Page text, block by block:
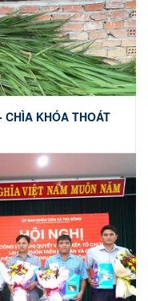
CHÌA KHÓA THOÁT